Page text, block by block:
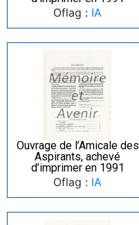
Oflag : IA
Ouvrage de l’Amicale des
Aspirants, achevé
d’imprimer en 1991
Oflag : IA